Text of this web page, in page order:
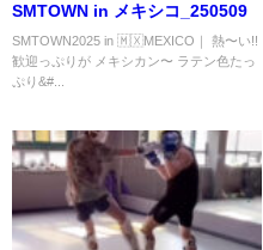
SMTOWN in メキシコ_250509
SMTOWN2025 in 🇲🇽MEXICO｜ 熱〜い!!
歓迎っぷりが メキシカン〜 ラテン色たっ
ぷり&#...